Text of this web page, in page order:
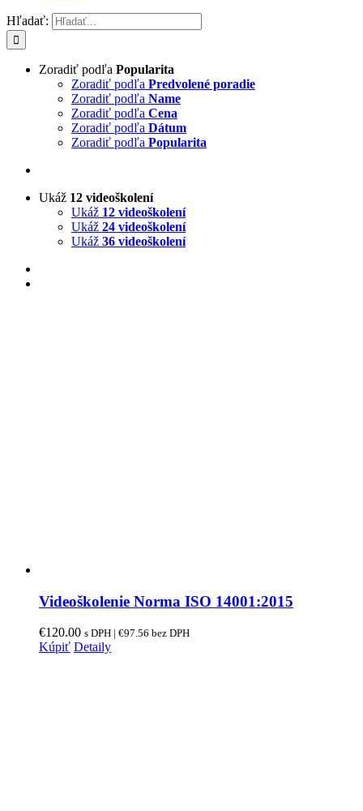
Hľadať:
Zoradiť podľa Popularita
Zoradiť podľa Predvolené poradie
Zoradiť podľa Name
Zoradiť podľa Cena
Zoradiť podľa Dátum
Zoradiť podľa Popularita
Ukáž 12 videoškolení
Ukáž 12 videoškolení
Ukáž 24 videoškolení
Ukáž 36 videoškolení
Videoškolenie Norma ISO 14001:2015
€120.00 s DPH | €97.56 bez DPH
Kúpiť Detaily